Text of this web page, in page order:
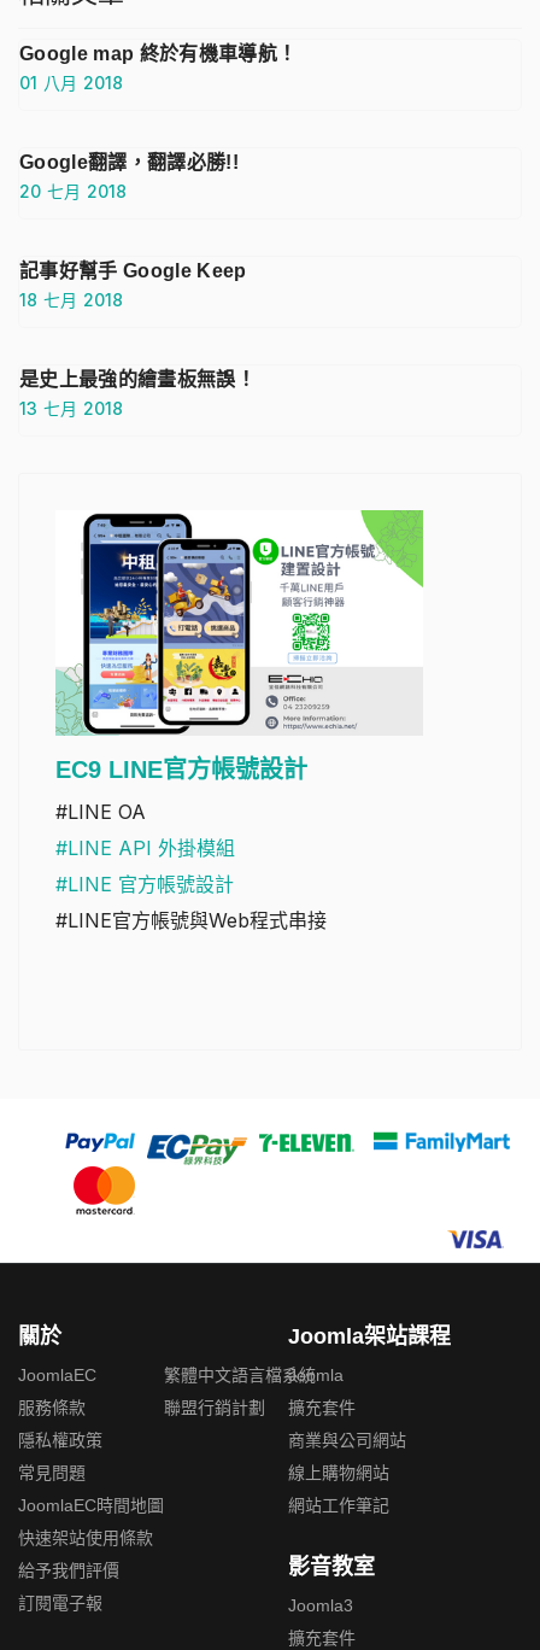
Google map 終於有機車導航！
01 八月 2018
Google翻譯，翻譯必勝!!
20 七月 2018
記事好幫手 Google Keep
18 七月 2018
是史上最強的繪畫板無誤！
13 七月 2018
EC9 LINE官方帳號設計
#LINE OA
#LINE API 外掛模組
#LINE 官方帳號設計
#LINE官方帳號與Web程式串接
關於
JoomlaEC
服務條款
隱私權政策
常見問題
JoomlaEC時間地圖
快速架站使用條款
給予我們評價
訂閱電子報
繁體中文語言檔系統
聯盟行銷計劃
Joomla架站課程
Joomla
擴充套件
商業與公司網站
線上購物網站
網站工作筆記
影音教室
Joomla3
擴充套件